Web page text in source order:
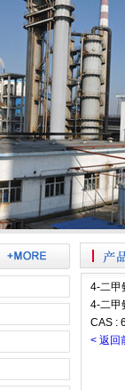
4-二甲
4-二甲
CAS :
< 返回